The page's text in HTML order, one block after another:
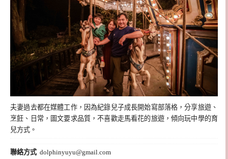
夫妻過去都在媒體工作，因為紀錄兒子成長開始寫部落格，分享旅遊、
烹飪、日常，圖文要求品質，不喜歡走馬看花的旅遊，傾向玩中學的育
兒方式。
聯絡方式 dolphinyuyu@gmail.com